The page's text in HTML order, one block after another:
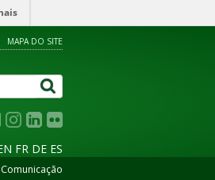
MAPA DO SITE
FR DE ES
Comunicação